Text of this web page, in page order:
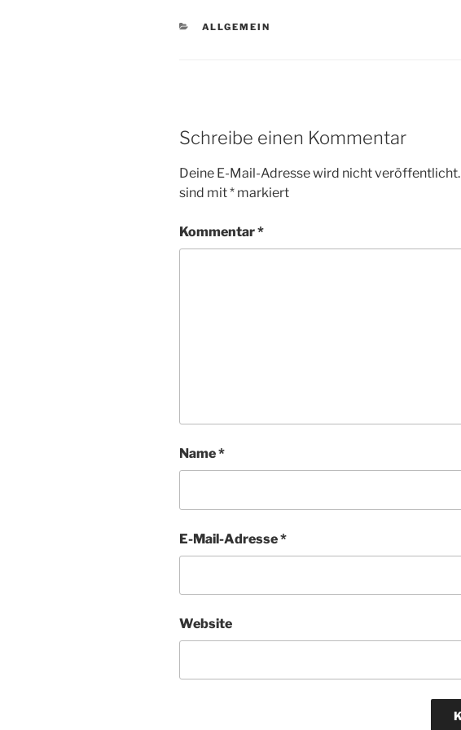
KATEGORIEN
ALLGEMEIN
Schreibe einen Kommentar
Deine E-Mail-Adresse wird nicht veröffentlicht.
sind mit* markiert
Kommentar*
Name*
E-Mail-Adresse*
Website